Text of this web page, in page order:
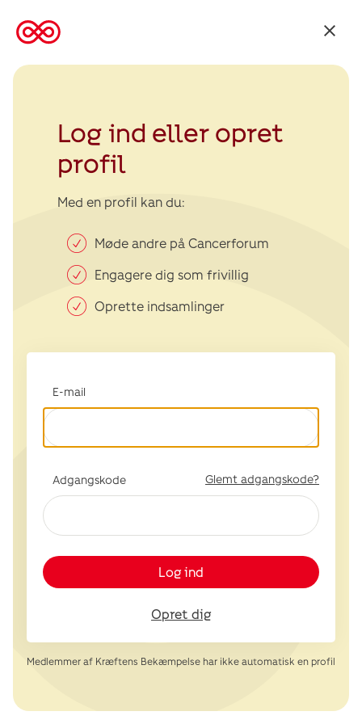
Tilbage
Kræftens
Log ind eller opret
profil
Med en profil kan du:
Møde andre på Cancerforum
Engagere dig som frivillig
Oprette indsamlinger
E-mail
Adgangskode Glemt adgangskode?
Log ind
Opret dig
Medlemmer af Kræftens Bekæmpelse har ikke automatisk en profil